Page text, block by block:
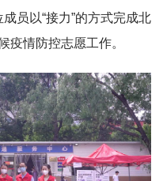
员以“接力”的方式完成北
疫情防控志愿工作。